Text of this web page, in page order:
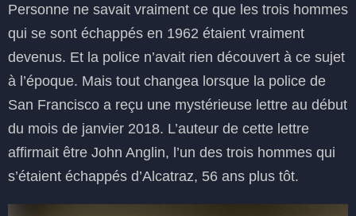
Personne ne savait vraiment ce que les trois hommes
qui se sont échappés en 1962 étaient vraiment
devenus. Et la police n’avait rien découvert à ce sujet
à l’époque. Mais tout changea lorsque la police de
San Francisco a reçu une mystérieuse lettre au début
du mois de janvier 2018. L’auteur de cette lettre
affirmait être John Anglin, l’un des trois hommes qui
s’étaient échappés d’Alcatraz, 56 ans plus tôt.